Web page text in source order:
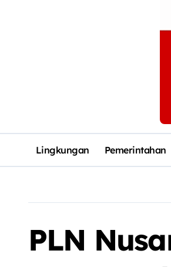
Lingkungan Pemerintahan
PLN